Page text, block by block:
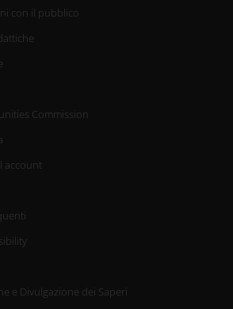
con il pubblico
Commission
account
e Divulgazione dei Saperi